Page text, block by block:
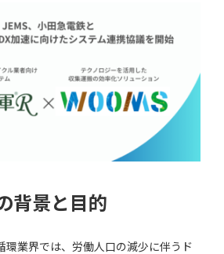
背景と目的
業界では、労働人口の減少に伴うド